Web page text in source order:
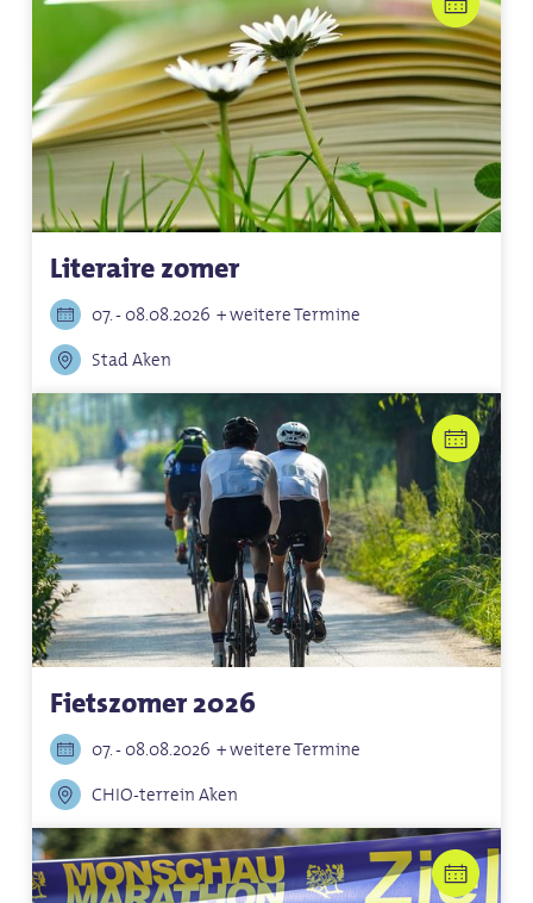
Literaire zomer
07. - 08.08.2026 + weitere Termine
Stad Aken
Fietszomer 2026
07. - 08.08.2026 + weitere Termine
CHIO-terrein Aken